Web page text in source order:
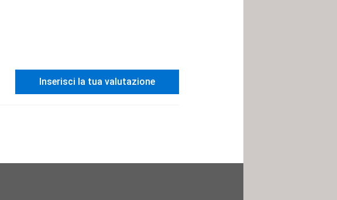
Inserisci la tua valutazione